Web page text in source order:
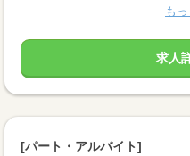
も
求人
[パート・アルバイト]